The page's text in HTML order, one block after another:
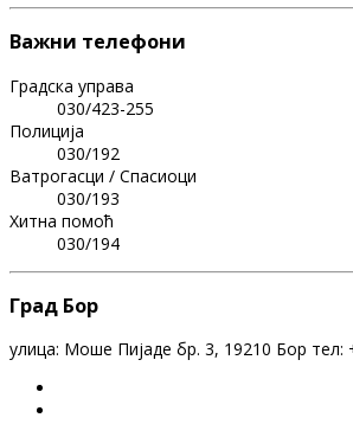
Важни телефони
Градска управа
030/423-255
Полиција
030/192
Ватрогасци / Спасиоци
030/193
Хитна помоћ
030/194
Град Бор
улица: Моше Пијаде бр. 3, 19210 Бор тел: